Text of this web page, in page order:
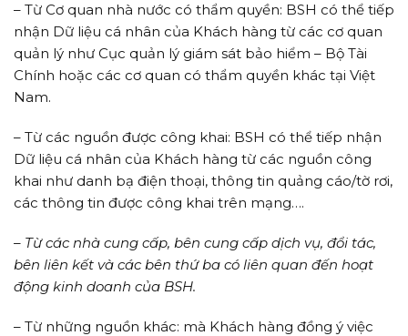
– Từ Cơ quan nhà nước có thẩm quyền: BSH có thể tiếp
nhận Dữ liệu cá nhân của Khách hàng từ các cơ quan
quản lý như Cục quản lý giám sát bảo hiểm – Bộ Tài
Chính hoặc các cơ quan có thẩm quyền khác tại Việt
Nam.
– Từ các nguồn được công khai: BSH có thể tiếp nhận
Dữ liệu cá nhân của Khách hàng từ các nguồn công
khai như danh bạ điện thoại, thông tin quảng cáo/tờ rơi,
các thông tin được công khai trên mạng….
– Từ các nhà cung cấp, bên cung cấp dịch vụ, đổi tác,
bên liên kết và các bên thứ ba có liên quan đến hoạt
động kinh doanh của BSH.
– Từ những nguồn khác: mà Khách hàng đồng ý việc